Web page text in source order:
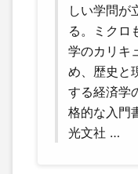
しい学問が
る。ミクロ
学のカリキ
め、歴史と
する経済学
格的な入門
光文社 …